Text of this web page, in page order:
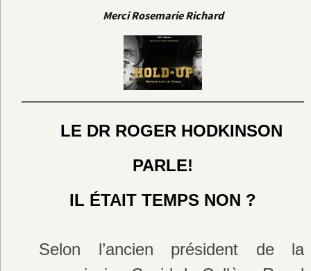
Merci Rosemarie Richard
LE DR ROGER HODKINSON
PARLE!
IL ÉTAIT TEMPS NON ?
Selon l’ancien président de la